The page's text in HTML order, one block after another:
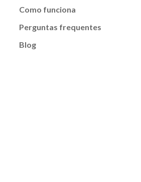
Como funciona
Perguntas frequentes
Blog